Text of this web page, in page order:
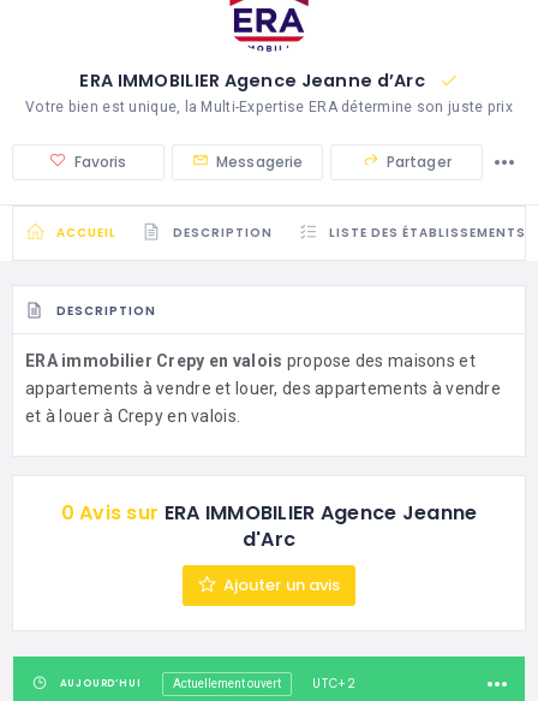
ERA IMMOBILIER Agence Jeanne d’Arc
Votre bien est unique, la Multi-Expertise ERA détermine son juste prix
Favoris Messagerie Partager
ACCUEIL DESCRIPTION LISTE DES ÉTABLISSEMENTS
DESCRIPTION
ERA immobilier Crepy en valois propose des maisons et
appartements à vendre et louer, des appartements à vendre
et à louer à Crepy en valois.
0 Avis sur ERA IMMOBILIER Agence Jeanne
d'Arc
Ajouter un avis
AUJOURD’HUI Actuellement ouvert UTC+2